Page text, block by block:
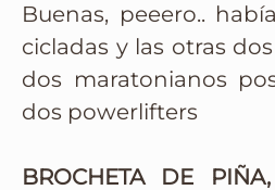
Buenas, peeero..
cicladas y las otras
dos maratonianos
dos powerlifters
BROCHETA DE